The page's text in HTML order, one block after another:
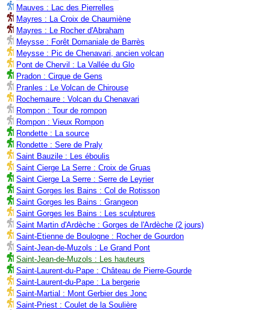
Mauves : Lac des Pierrelles
Mayres : La Croix de Chaumiène
Mayres : Le Rocher d'Abraham
Meysse : Forêt Domaniale de Barrès
Meysse : Pic de Chenavari, ancien volcan
Pont de Chervil : La Vallée du Glo
Pradon : Cirque de Gens
Pranles : Le Volcan de Chirouse
Rochemaure : Volcan du Chenavari
Rompon : Tour de rompon
Rompon : Vieux Rompon
Rondette : La source
Rondette : Sere de Praly
Saint Bauzile : Les éboulis
Saint Cierge La Serre : Croix de Gruas
Saint Cierge La Serre : Serre de Leyrier
Saint Gorges les Bains : Col de Rotisson
Saint Gorges les Bains : Grangeon
Saint Gorges les Bains : Les sculptures
Saint Martin d'Ardèche : Gorges de l'Ardèche (2 jours)
Saint-Etienne de Boulogne : Rocher de Gourdon
Saint-Jean-de-Muzols : Le Grand Pont
Saint-Jean-de-Muzols : Les hauteurs
Saint-Laurent-du-Pape : Château de Pierre-Gourde
Saint-Laurent-du-Pape : La bergerie
Saint-Martial : Mont Gerbier des Jonc
Saint-Priest : Coulet de la Soulière